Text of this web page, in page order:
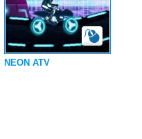
NEON ATV